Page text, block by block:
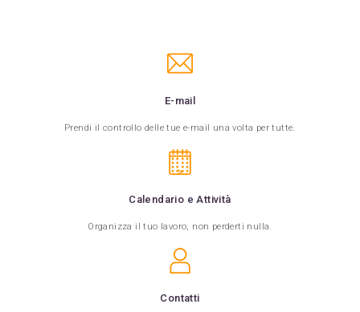
E-mail
Prendi il controllo delle tue e-mail una volta per tutte.
>
Calendario e Attività
Organizza il tuo lavoro, non perderti nulla.
Contatti